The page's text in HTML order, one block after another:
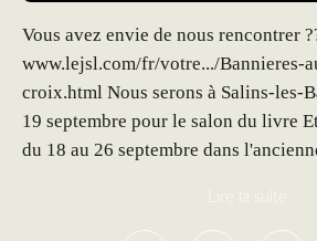
Vous avez envie de nous rencontrer
www.lejsl.com/fr/votre.../Bannieres-
croix.html Nous serons à Salins-les-
19 septembre pour le salon du livre
du 18 au 26 septembre dans